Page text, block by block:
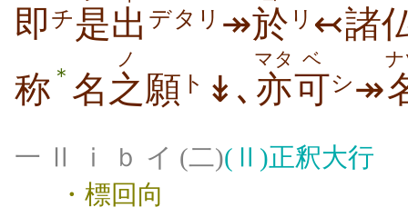
即 チ是出 デタリ ↠於 リ ↢諸
称 ＊ 名 之
ノ
願 ト ↡､ 亦
マタ
可
ベ
シ↠
一 Ⅱ ⅰ ｂ イ (二)(Ⅱ)正釈大行
・標回向